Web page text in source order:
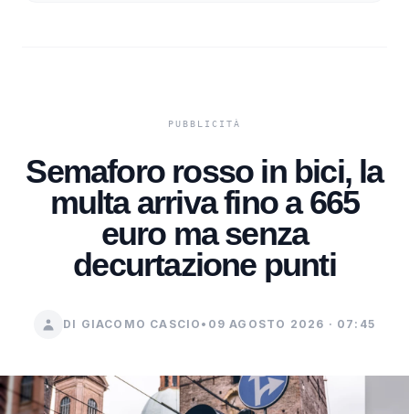
Semaforo rosso in bici, la
multa arriva fino a 665
euro ma senza
decurtazione punti
DI GIACOMO CASCIO • 09 AGOSTO 2026 · 07:45